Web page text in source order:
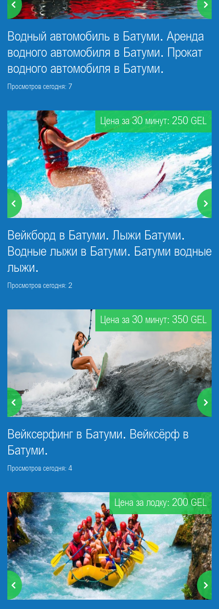
Водный автомобиль в Батуми. Аренда
водного автомобиля в Батуми. Прокат
водного автомобиля в Батуми.
Просмотров сегодня: 7
Цена за 30 минут: 250 GEL
Вейкборд в Батуми. Лыжи Батуми.
Водные лыжи в Батуми. Батуми водные
лыжи.
Просмотров сегодня: 2
Цена за 30 минут: 350 GEL
Вейксерфинг в Батуми. Вейксёрф в
Батуми.
Просмотров сегодня: 4
Цена за лодку: 200 GEL